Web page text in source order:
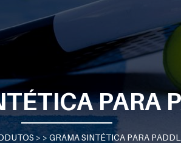
PARA
> > GRAMA SINTÉTICA PARA